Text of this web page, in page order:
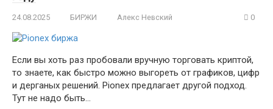
24.08.2025 БИРЖИ Алекс Невский 0
Если вы хоть раз пробовали вручную торговать криптой,
то знаете, как быстро можно выгореть от графиков, цифр
и дерганых решений. Pionex предлагает другой подход.
Тут не надо быть…